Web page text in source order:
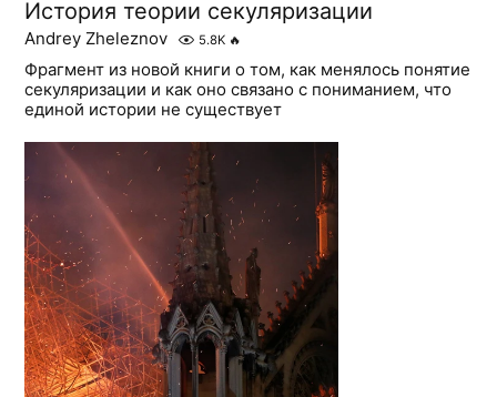
История теории секуляризации
Andrey Zheleznov 5.8K 🔥
Фрагмент из новой книги о том, как менялось понятие
секуляризации и как оно связано с пониманием, что
единой истории не существует